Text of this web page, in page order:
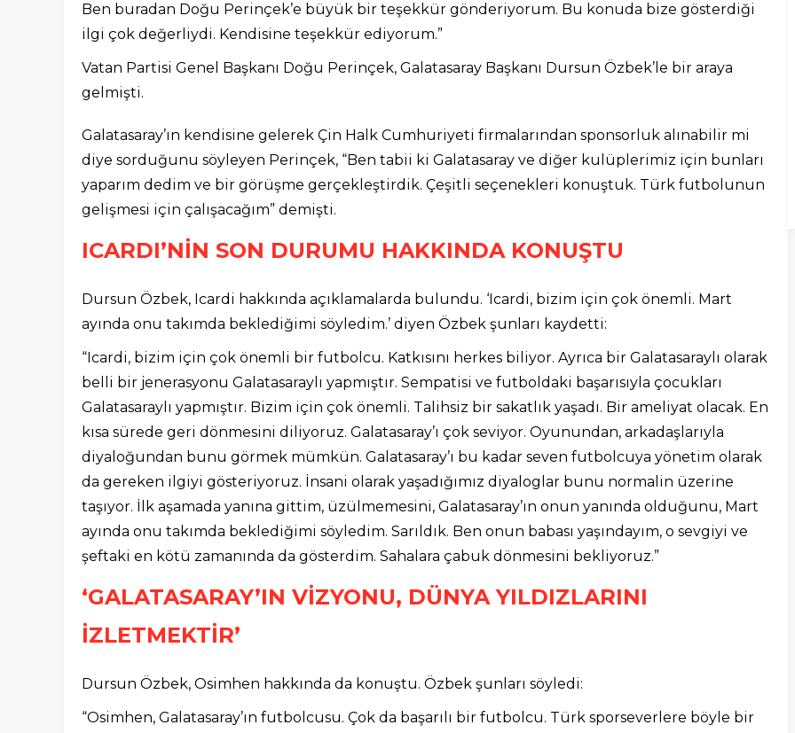
Ben buradan Doğu Perinçek’e büyük bir teşekkür gönderiyorum. Bu konuda bize gösterdiği
ilgi çok değerliydi. Kendisine teşekkür ediyorum.”
Vatan Partisi Genel Başkanı Doğu Perinçek, Galatasaray Başkanı Dursun Özbek’le bir araya
gelmişti.
Galatasaray’ın kendisine gelerek Çin Halk Cumhuriyeti firmalarından sponsorluk alınabilir mi
diye sorduğunu söyleyen Perinçek, “Ben tabii ki Galatasaray ve diğer kulüplerimiz için bunları
yaparım dedim ve bir görüşme gerçekleştirdik. Çeşitli seçenekleri konuştuk. Türk futbolunun
gelişmesi için çalışacağım” demişti.
ICARDI’NİN SON DURUMU HAKKINDA KONUŞTU
Dursun Özbek, Icardi hakkında açıklamalarda bulundu. ‘Icardi, bizim için çok önemli. Mart
ayında onu takımda beklediğimi söyledim.’ diyen Özbek şunları kaydetti:
“Icardi, bizim için çok önemli bir futbolcu. Katkısını herkes biliyor. Ayrıca bir Galatasaraylı olarak
belli bir jenerasyonu Galatasaraylı yapmıştır. Sempatisi ve futboldaki başarısıyla çocukları
Galatasaraylı yapmıştır. Bizim için çok önemli. Talihsiz bir sakatlık yaşadı. Bir ameliyat olacak. En
kısa sürede geri dönmesini diliyoruz. Galatasaray’ı çok seviyor. Oyunundan, arkadaşlarıyla
diyaloğundan bunu görmek mümkün. Galatasaray’ı bu kadar seven futbolcuya yönetim olarak
da gereken ilgiyi gösteriyoruz. İnsani olarak yaşadığımız diyaloglar bunu normalin üzerine
taşıyor. İlk aşamada yanına gittim, üzülmemesini, Galatasaray’ın onun yanında olduğunu, Mart
ayında onu takımda beklediğimi söyledim. Sarıldık. Ben onun babası yaşındayım, o sevgiyi ve
şeftaki en kötü zamanında da gösterdim. Sahalara çabuk dönmesini bekliyoruz.”
‘GALATASARAY’IN VİZYONU, DÜNYA YILDIZLARINI
İZLETMEKTİR’
Dursun Özbek, Osimhen hakkında da konuştu. Özbek şunları söyledi:
“Osimhen, Galatasaray’ın futbolcusu. Çok da başarılı bir futbolcu. Türk sporseverlere böyle bir